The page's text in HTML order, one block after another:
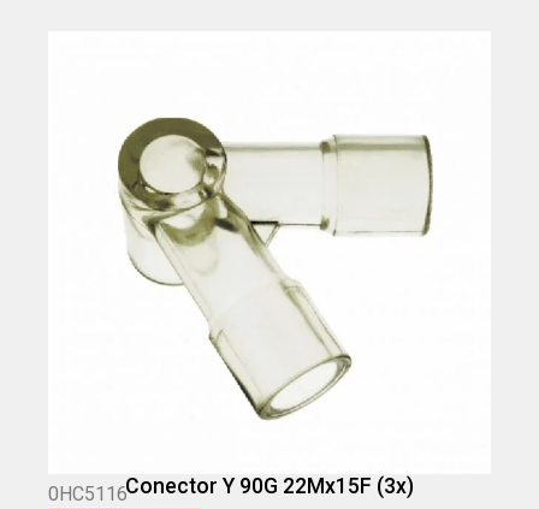
Conector Y 90G 22Mx15F (3x)
0HC5116